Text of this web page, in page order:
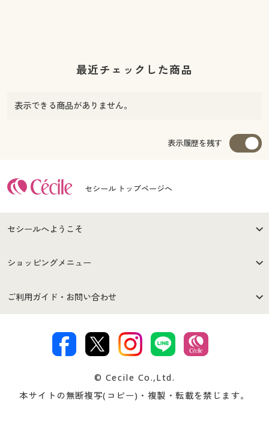
最近チェックした商品
表示できる商品がありません。
表示履歴を残す
セシール トップページへ
セシールへようこそ
はじめての方へ
セシールご利用規約
著作権・商標について 会社案内
ショッピングメニュー
商品カテゴリ
プレゼント＆キャンペーン サイトマップ
ご利用ガイド・お問い合わせ
交換・返品は お支払は
ついて
忘れの場合
© Cecile Co.,Ltd.
本サイトの無断複写(コピー)・複製・転載を禁じます。